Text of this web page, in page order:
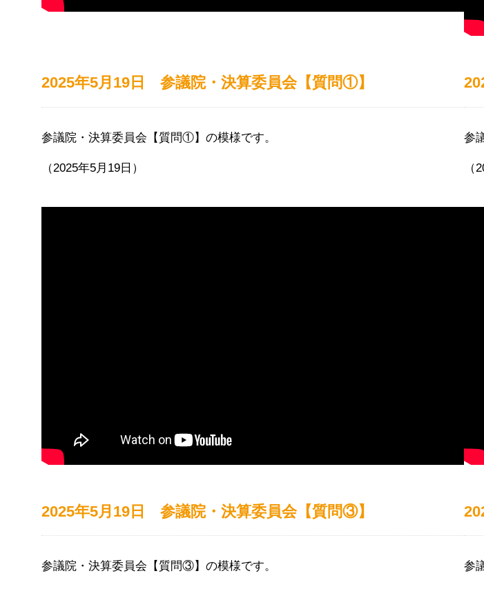
2025年5月19日 参議院・決算委員会【質問①】
参議院・決算委員会【質問①】の模様です。
（2025年5月19日）
参
（
2025年5月19日 参議院・決算委員会【質問③】
参議院・決算委員会【質問③】の模様です。 参